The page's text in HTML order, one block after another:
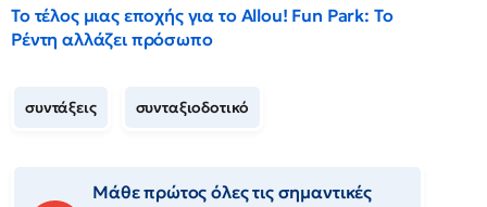
Το τέλος μιας εποχής για το Allou! Fun Park: Το
Ρέντη αλλάζει πρόσωπο
συντάξεις συνταξιοδοτικό
Μάθε πρώτος όλες τις σημαντικές